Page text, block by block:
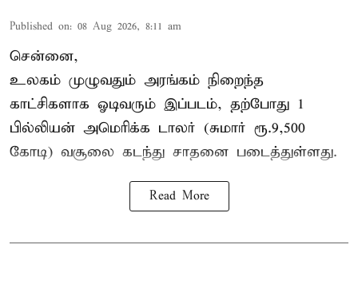
Published on: 08 Aug 2026, 8:11 am
சென்னை,
உலகம் முழுவதும் அரங்கம் நிறைந்த
காட்சிகளாக ஓடிவரும் இப்படம், தற்போது 1
பில்லியன் அமெரிக்க டாலர் (சுமார் ரூ.9,500
கோடி) வசூலை கடந்து சாதனை படைத்துள்ளது.
Read More